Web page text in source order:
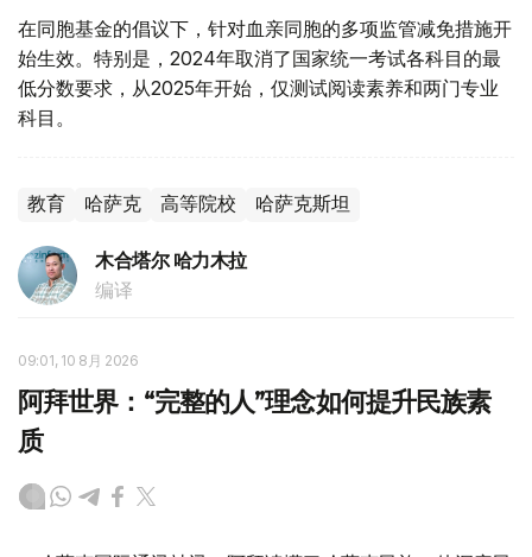
在同胞基金的倡议下，针对血亲同胞的多项监管减免措施开
始生效。特别是，2024年取消了国家统一考试各科目的最
低分数要求，从2025年开始，仅测试阅读素养和两门专业
科目。
教育 哈萨克 高等院校 哈萨克斯坦
木合塔尔 哈力木拉
编译
09:01, 10 8月 2026
阿拜世界：“完整的人”理念如何提升民族素
质